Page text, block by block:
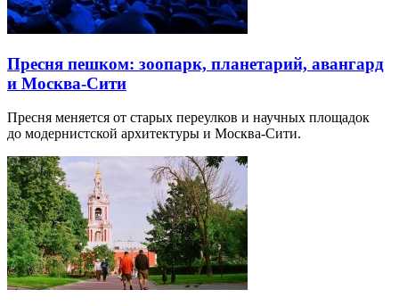
Пресня пешком: зоопарк, планетарий, авангард
и Москва-Сити
Пресня меняется от старых переулков и научных площадок
до модернистской архитектуры и Москва-Сити.